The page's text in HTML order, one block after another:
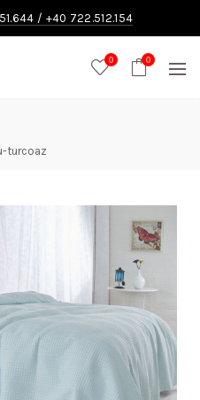
/ +40 722.512.154
0 0
turcoaz